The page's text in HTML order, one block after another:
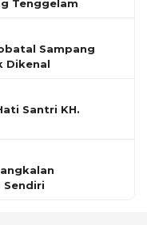
Tenggelam
Sampang
Dikenal
Santri KH.
Sendiri